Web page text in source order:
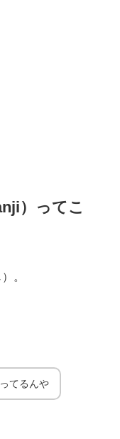
）ってこ
。
てるんや